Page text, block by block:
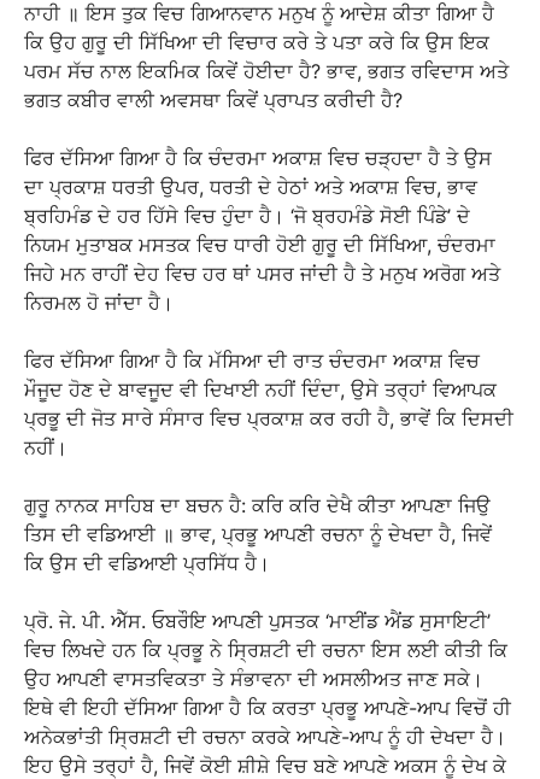
ਨਾਹੀ ॥ ਇਸ ਤੁਕ ਵਿਚ ਗਿਆਨਵਾਨ ਮਨੁਖ ਨੂੰ ਆਦੇਸ਼ ਕੀਤਾ ਗਿਆ ਹੈ
ਕਿ ਉਹ ਗੁਰੂ ਦੀ ਸਿੱਖਿਆ ਦੀ ਵਿਚਾਰ ਕਰੇ ਤੇ ਪਤਾ ਕਰੇ ਕਿ ਉਸ ਇਕ
ਪਰਮ ਸੱਚ ਨਾਲ ਇਕਮਿਕ ਕਿਵੇਂ ਹੋਈਦਾ ਹੈ? ਭਾਵ, ਭਗਤ ਰਵਿਦਾਸ ਅਤੇ
ਭਗਤ ਕਬੀਰ ਵਾਲੀ ਅਵਸਥਾ ਕਿਵੇਂ ਪ੍ਰਾਪਤ ਕਰੀਦੀ ਹੈ?
ਫਿਰ ਦੱਸਿਆ ਗਿਆ ਹੈ ਕਿ ਚੰਦਰਮਾ ਅਕਾਸ਼ ਵਿਚ ਚੜ੍ਹਦਾ ਹੈ ਤੇ ਉਸ
ਦਾ ਪ੍ਰਕਾਸ਼ ਧਰਤੀ ਉਪਰ, ਧਰਤੀ ਦੇ ਹੇਠਾਂ ਅਤੇ ਅਕਾਸ਼ ਵਿਚ, ਭਾਵ
ਬ੍ਰਹਿਮੰਡ ਦੇ ਹਰ ਹਿੱਸੇ ਵਿਚ ਹੁੰਦਾ ਹੈ। ‘ਜੋ ਬ੍ਰਹਮੰਡੇ ਸੋਈ ਪਿੰਡੇ’ ਦੇ
ਨਿਯਮ ਮੁਤਾਬਕ ਮਸਤਕ ਵਿਚ ਧਾਰੀ ਹੋਈ ਗੁਰੂ ਦੀ ਸਿੱਖਿਆ, ਚੰਦਰਮਾ
ਜਿਹੇ ਮਨ ਰਾਹੀਂ ਦੇਹ ਵਿਚ ਹਰ ਥਾਂ ਪਸਰ ਜਾਂਦੀ ਹੈ ਤੇ ਮਨੁਖ ਅਰੋਗ ਅਤੇ
ਨਿਰਮਲ ਹੋ ਜਾਂਦਾ ਹੈ।
ਫਿਰ ਦੱਸਿਆ ਗਿਆ ਹੈ ਕਿ ਮੱਸਿਆ ਦੀ ਰਾਤ ਚੰਦਰਮਾ ਅਕਾਸ਼ ਵਿਚ
ਮੌਜੂਦ ਹੋਣ ਦੇ ਬਾਵਜੂਦ ਵੀ ਦਿਖਾਈ ਨਹੀਂ ਦਿੰਦਾ, ਉਸੇ ਤਰ੍ਹਾਂ ਵਿਆਪਕ
ਪ੍ਰਭੂ ਦੀ ਜੋਤ ਸਾਰੇ ਸੰਸਾਰ ਵਿਚ ਪ੍ਰਕਾਸ਼ ਕਰ ਰਹੀ ਹੈ, ਭਾਵੇਂ ਕਿ ਦਿਸਦੀ
ਨਹੀਂ।
ਗੁਰੂ ਨਾਨਕ ਸਾਹਿਬ ਦਾ ਬਚਨ ਹੈ: ਕਰਿ ਕਰਿ ਦੇਖੈ ਕੀਤਾ ਆਪਣਾ ਜਿਉ
ਤਿਸ ਦੀ ਵਡਿਆਈ ॥ ਭਾਵ, ਪ੍ਰਭੂ ਆਪਣੀ ਰਚਨਾ ਨੂੰ ਦੇਖਦਾ ਹੈ, ਜਿਵੇਂ
ਕਿ ਉਸ ਦੀ ਵਡਿਆਈ ਪ੍ਰਸਿੱਧ ਹੈ।
ਪ੍ਰੋ. ਜੇ. ਪੀ. ਐੱਸ. ਓਬਰੌਇ ਆਪਣੀ ਪੁਸਤਕ ‘ਮਾਈਂਡ ਐਂਡ ਸੁਸਾਇਟੀ’
ਵਿਚ ਲਿਖਦੇ ਹਨ ਕਿ ਪ੍ਰਭੂ ਨੇ ਸ੍ਰਿਸ਼ਟੀ ਦੀ ਰਚਨਾ ਇਸ ਲਈ ਕੀਤੀ ਕਿ
ਉਹ ਆਪਣੀ ਵਾਸਤਵਿਕਤਾ ਤੇ ਸੰਭਾਵਨਾ ਦੀ ਅਸਲੀਅਤ ਜਾਣ ਸਕੇ।
ਇਥੇ ਵੀ ਇਹੀ ਦੱਸਿਆ ਗਿਆ ਹੈ ਕਿ ਕਰਤਾ ਪ੍ਰਭੂ ਆਪਣੇ-ਆਪ ਵਿਚੋਂ ਹੀ
ਅਨੇਕਭਾਂਤੀ ਸ੍ਰਿਸ਼ਟੀ ਦੀ ਰਚਨਾ ਕਰਕੇ ਆਪਣੇ-ਆਪ ਨੂੰ ਹੀ ਦੇਖਦਾ ਹੈ।
ਇਹ ਉਸੇ ਤਰ੍ਹਾਂ ਹੈ, ਜਿਵੇਂ ਕੋਈ ਸ਼ੀਸ਼ੇ ਵਿਚ ਬਣੇ ਆਪਣੇ ਅਕਸ ਨੂੰ ਦੇਖ ਕੇ